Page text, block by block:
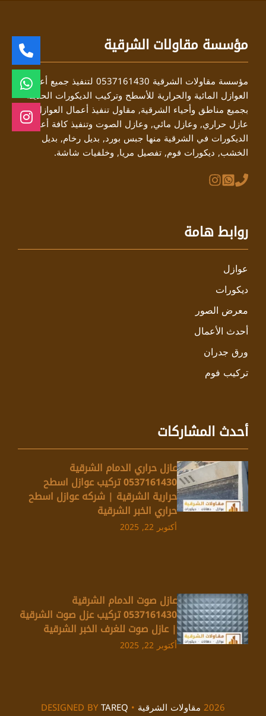
مؤسسة مقاولات الشرقية
مؤسسة مقاولات الشرقية 0537161430 لتنفيذ جميع أعمال
العوازل المائية والحرارية للأسطح وتركيب الديكورات الحديثة
بجميع مناطق وأحياء الشرقية, مقاول تنفيذ أعمال العوازل منها
عازل حراري, وعازل مائي, وعازل الصوت وتنفيذ كافة أعمال
الديكورات في الشرقية منها جبس بورد, بديل رخام, بديل
الخشب, ديكورات فوم, تفصيل مريا, وخلفيات شاشة.
روابط هامة
عوازل
ديكورات
معرض الصور
أحدث الأعمال
ورق جدران
تركيب فوم
أحدث المشاركات
عازل حراري الدمام الشرقية
0537161430 تركيب عوازل اسطح
حرارية الشرقية | شركه عوازل اسطح
حراري الخبر الشرقية
أكتوبر 22, 2025
عازل صوت الدمام الشرقية
0537161430 تركيب عزل صوت الشرقية
| عازل صوت للغرف الخبر الشرقية
أكتوبر 22, 2025
2026 مقاولات الشرقية • DESIGNED BY
TAREQ